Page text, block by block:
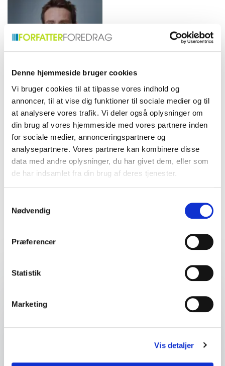
Denne hjemmeside bruger cookies
Vi bruger cookies til at tilpasse vores indhold og
annoncer, til at vise dig funktioner til sociale medier og til
at analysere vores trafik. Vi deler også oplysninger om
din brug af vores hjemmeside med vores partnere inden
for sociale medier, annonceringspartnere og
analysepartnere. Vores partnere kan kombinere disse
data med andre oplysninger, du har givet dem, eller som
de har indsamlet fra din brug af deres tjenester.
Nødvendig
Præferencer
Statistik
Marketing
Vis detaljer
vækker tanke og debat.
Sigge Winther
Nielsen
Politisk analytiker, forfatter,
stifter og direktør i "INVI",
ordstyrer og
foredragsholder.
Find det perfekte match til dit event